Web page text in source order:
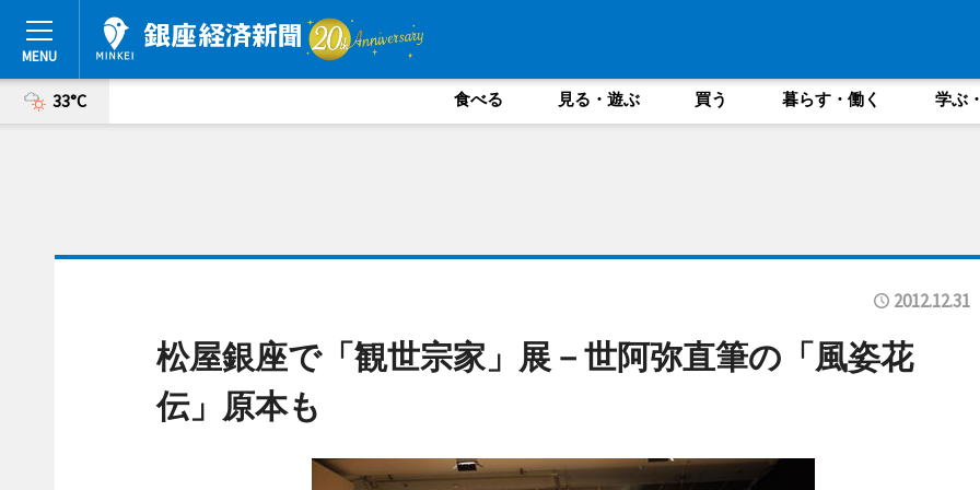
33°C 食べる 見る・遊ぶ 買う 暮らす・働く 学ぶ
2012.12.31
松屋銀座で「観世宗家」展－世阿弥直筆の「風姿花
伝」原本も